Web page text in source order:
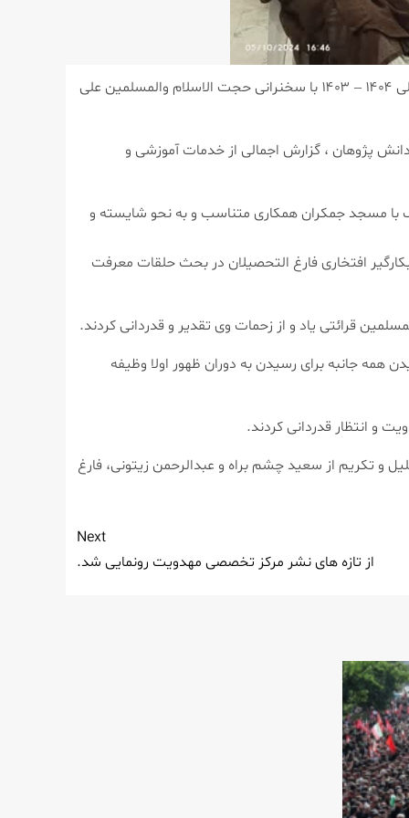
به گزارش واحد خبر مرکز تخصصی مهدویت، مراسم افتتاحیه دروس مؤسسه آموزش عالی حوزوی حضرت مهدی (عج) در سال تحصیلی ۱۴۰۴ – ۱۴۰۳ با سخنرانی حجت الاسلام والمسلمین علی
، گزارش اجمالی از خدمات آموزشی و
با مسجد جمکران همکاری متناسب و به نحو شایسته و
افتخاری فارغ التحصیلان در بحث حلقات معرفت
قرائتی یاد و از زحمات وی تقدیر و قدردانی کردند.
جانبه برای رسیدن به دوران ظهور اولا وظیفه
و انتظار قدردانی کردند.
و تکریم از سعید چشم براه و عبدالرحمن زیتونی، فارغ
Next
از تازه های نشر مرکز تخصصی مهدویت رونمایی شد.